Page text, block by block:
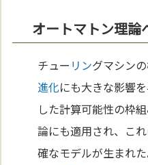
オートマトン理論
チュー リングマシン
進化にも大きな影響
した計算可能性の枠組
論にも適用され、こ
確なモデルが生まれた